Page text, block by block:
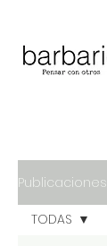
Publicaciones
TODAS